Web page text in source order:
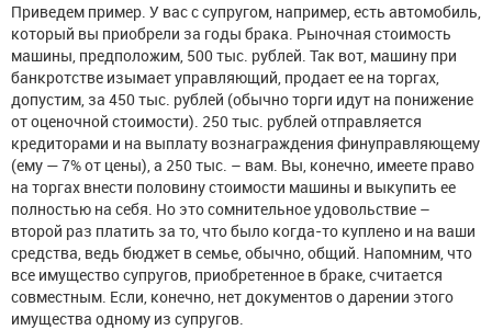
Приведем пример. У вас с супругом, например, есть автомобиль,
который вы приобрели за годы брака. Рыночная стоимость
машины, предположим, 500 тыс. рублей. Так вот, машину при
банкротстве изымает управляющий, продает ее на торгах,
допустим, за 450 тыс. рублей (обычно торги идут на понижение
от оценочной стоимости). 250 тыс. рублей отправляется
кредиторами и на выплату вознаграждения финуправляющему
(ему — 7% от цены), а 250 тыс. – вам. Вы, конечно, имеете право
на торгах внести половину стоимости машины и выкупить ее
полностью на себя. Но это сомнительное удовольствие –
второй раз платить за то, что было когда-то куплено и на ваши
средства, ведь бюджет в семье, обычно, общий. Напомним, что
все имущество супругов, приобретенное в браке, считается
совместным. Если, конечно, нет документов о дарении этого
имущества одному из супругов.